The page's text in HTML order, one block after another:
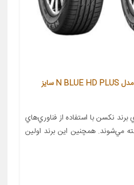
لاستیک خودرو نکسن مدل N BLUE HD PLUS سایز
نکسن با استفاده از فناوري‌هاي
مي‌شوند. همچنين اين برند اولين